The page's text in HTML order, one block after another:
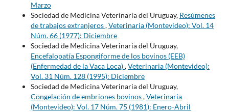
Marzo
Sociedad de Medicina Veterinaria del Uruguay, Resúmenes
de trabajos extranjeros,Veterinaria (Montevideo): Vol. 14
Núm. 66 (1977): Diciembre
Sociedad de Medicina Veterinaria del Uruguay,
Encefalopatía Espongiforme de los bovinos (EEB)
(Enfermedad de la Vaca Loca),Veterinaria (Montevideo):
Vol. 31 Núm. 128 (1995): Diciembre
Sociedad de Medicina Veterinaria del Uruguay,
Congelación de embriones bovinos,Veterinaria
(Montevideo): Vol. 17 Núm. 75 (1981): Enero-Abril